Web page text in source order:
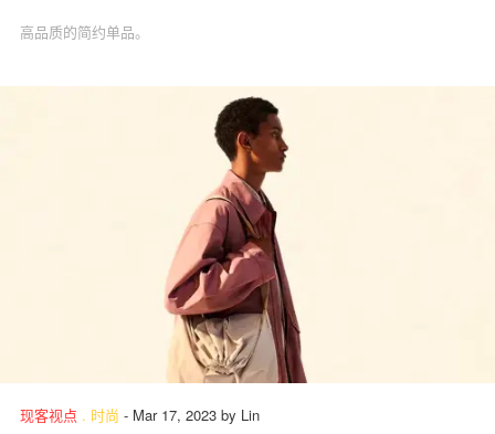
高品质的简约单品。
现客视点 . 时尚 - Mar 17, 2023 by Lin